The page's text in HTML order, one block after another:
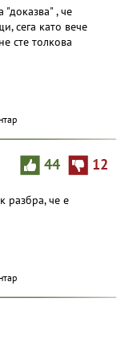
"доказва" , че
сега като вече
сте толкова
44 12
разбра, че е